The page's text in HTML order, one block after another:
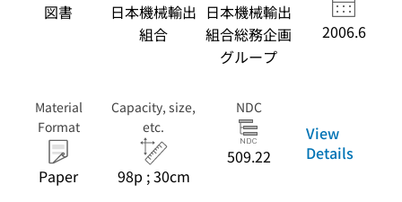
図書
日本機械輸出
組合
日本機械輸出
組合総務企画
グループ
2006.6
Material
Format
Paper
Capacity, size,
etc.
98p ; 30cm
NDC
509.22
View
Details